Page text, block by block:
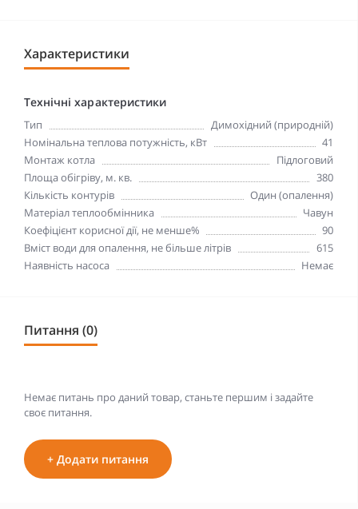
Характеристики
Технічні характеристики
Тип
Димохідний (природній)
Номінальна теплова потужність, кВт
41
Монтаж котла
Підлоговий
Площа обігріву, м. кв.
380
Кількість контурів
Один (опалення)
Матеріал теплообмінника
Чавун
Коефіцієнт корисної дії, не менше%
90
Вміст води для опалення, не більше літрів
615
Наявність насоса
Немає
Питання (0)
Немає питань про даний товар, станьте першим і задайте
своє питання.
+ Додати питання